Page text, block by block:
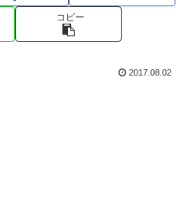
コピー
2017.08.02